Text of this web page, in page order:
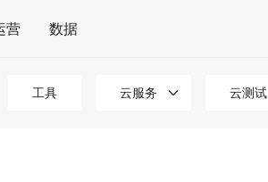
营 数据
工具 云服务 云测试